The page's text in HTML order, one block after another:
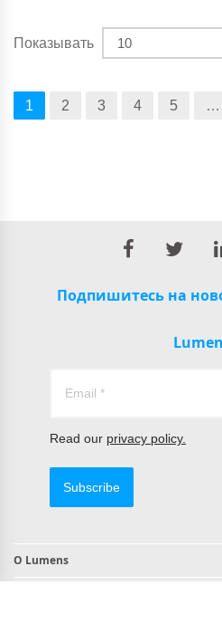
Показывать
1 2 3 4 5 …
Подпишитесь на
Read our privacy policy.
Subscribe
О Lumens